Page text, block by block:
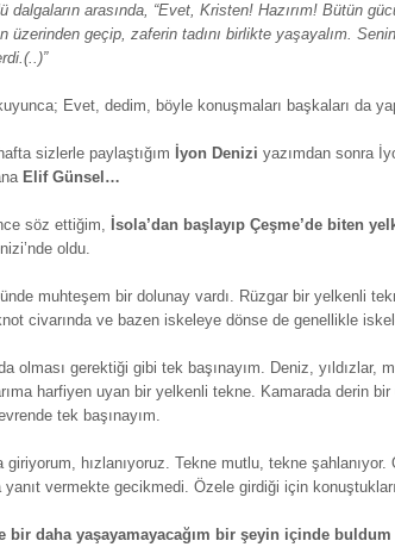
dalgaların arasında, “Evet, Kristen! Hazırım! Bütün
üzerinden geçip, zaferin tadını birlikte yaşayalım.
Evet, dedim, böyle konuşmaları başkaları da
sizlerle paylaştığım İyon Denizi yazımdan sonra
Elif Günsel…
söz ettiğim, İsola’dan başlayıp Çeşme’de biten
oldu.
muhteşem bir dolunay vardı. Rüzgar bir yelkenli
civarında ve bazen iskeleye dönse de genellikle
olması gerektiği gibi tek başınayım. Deniz, yıldızlar,
harfiyen uyan bir yelkenli tekne. Kamarada derin bir
tek başınayım.
giriyorum, hızlanıyoruz. Tekne mutlu, tekne
yanıt vermekte gecikmedi. Özele girdiği için
bir daha yaşayamayacağım bir şeyin içinde